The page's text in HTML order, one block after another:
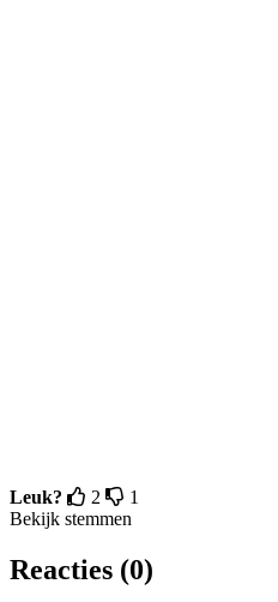
Leuk? 2
1
Bekijk stemmen
Reacties (0)